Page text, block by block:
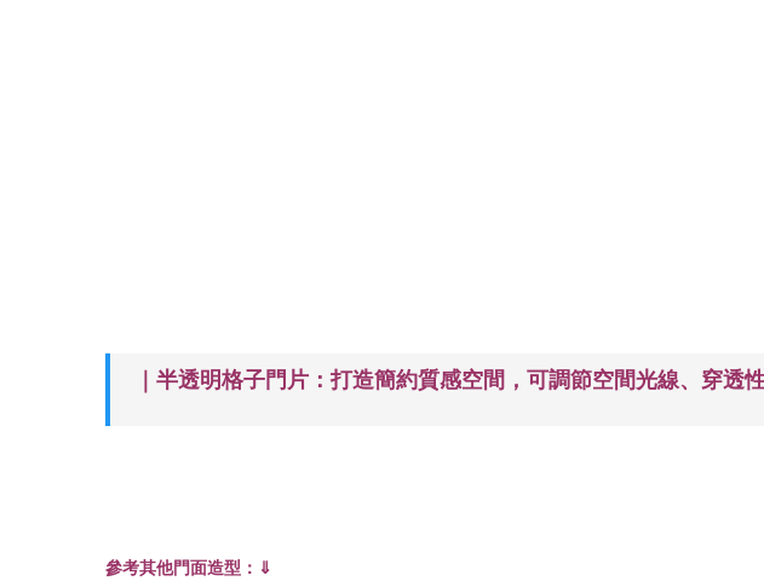
｜半透明格子門片：打造簡約質感空間，可調節空間光線、穿透
參考其他門面造型：⇓